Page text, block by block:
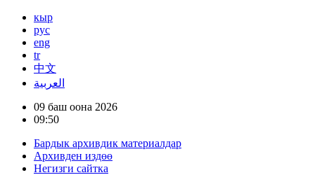
кыр
рус
eng
tr
中文
العربية
09 баш оона 2026
09:50
Бардык архивдик материалдар
Архивден издөө
Негизги сайтка